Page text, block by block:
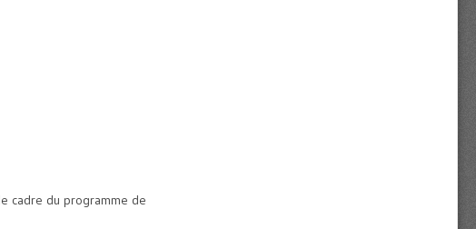
cadre du programme de